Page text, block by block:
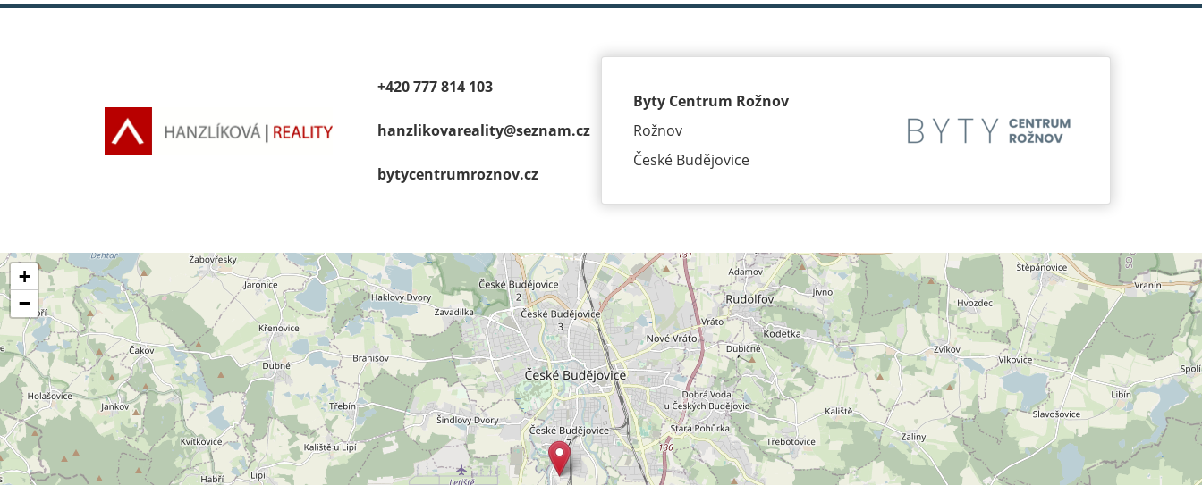
+420 777 814 103
hanzlikovareality@seznam.cz
bytycentrumroz­nov.cz
Byty Centrum Rožnov
Rožnov
České Budějovice
+
−